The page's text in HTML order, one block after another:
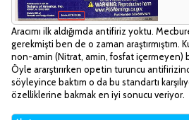
Aracımı ilk aldığımda antifiriz yoktu.
gerekmişti ben de o zaman araştırmıştım.
non-amin (Nitrat, amin, fosfat içermeyen)
Öyle ararştırırken opetin turuncu
söyleyince baktım o da bu standartı
özelliklerine bakmak en iyi sonucu veriyor.